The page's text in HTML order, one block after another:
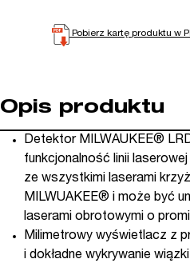
Pobierz kartę produktu w
Opis produktu
Detektor MILWAUKEE®
funkcjonalność linii
ze wszystkimi laserami
MILWUAKEE® i może być
laserami obrotowymi o
Milimetrowy wyświetlacz z
i dokładne wykrywanie